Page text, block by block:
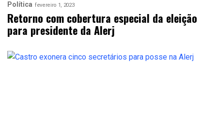
Política fevereiro 1, 2023
Retorno com cobertura especial da eleição
para presidente da Alerj